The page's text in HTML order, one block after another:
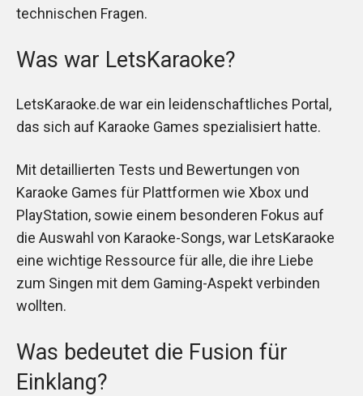
technischen Fragen.
Was war LetsKaraoke?
LetsKaraoke.de war ein leidenschaftliches Portal,
das sich auf Karaoke Games spezialisiert hatte.
Mit detaillierten Tests und Bewertungen von
Karaoke Games für Plattformen wie Xbox und
PlayStation, sowie einem besonderen Fokus auf
die Auswahl von Karaoke-Songs, war LetsKaraoke
eine wichtige Ressource für alle, die ihre Liebe
zum Singen mit dem Gaming-Aspekt verbinden
wollten.
Was bedeutet die Fusion für
Einklang?